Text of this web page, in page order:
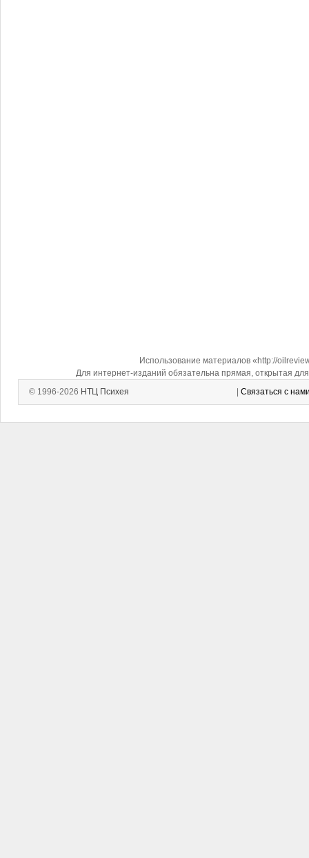
Использование материалов «http://
Для интернет-изданий обязательна прямая, открытая
© 1996-2026 НТЦ Психея Связаться с